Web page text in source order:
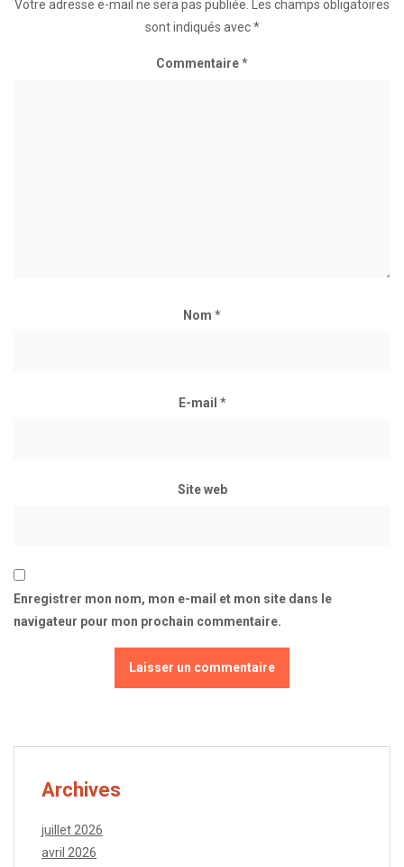
Votre adresse e-mail ne sera pas publiée. Les champs obligatoires
sont indiqués avec*
Commentaire*
Nom *
E-mail *
Site web
Enregistrer mon nom, mon e-mail et mon site dans le
navigateur pour mon prochain commentaire.
Archives
juillet 2026
avril 2026